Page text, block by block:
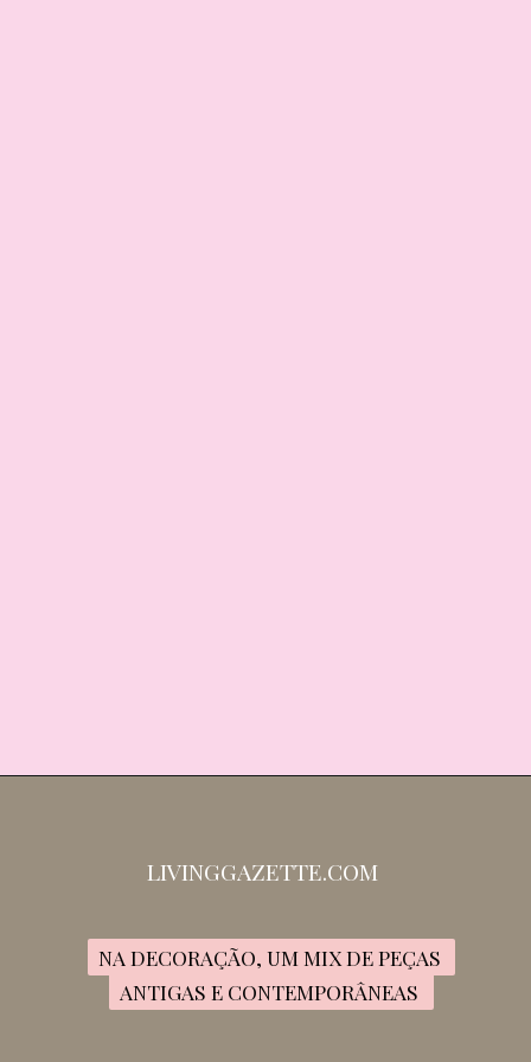
NA DECORAÇÃO, UM MIX DE PEÇAS
ANTIGAS E CONTEMPORÂNEAS
NA DECORAÇÃO, UM MIX DE PEÇAS
ANTIGAS E CONTEMPORÂNEAS
LIVINGGAZETTE.COM